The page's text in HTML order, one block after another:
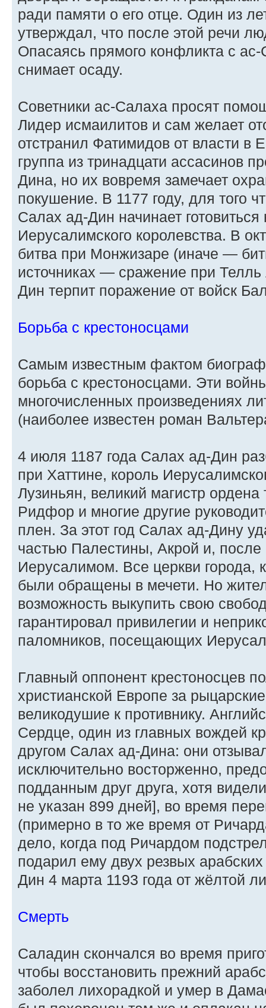
ради памяти о его отце. Один из
утверждал, что после этой речи
Опасаясь прямого конфликта с
снимает осаду.
Cоветники ас-Салаха просят
Лидер исмаилитов и сам желает
отстранил Фатимидов от власти в
группа из тринадцати ассасинов
Дина, но их вовремя замечает
покушение. В 1177 году, для того
Салах ад-Дин начинает готовиться
Иерусалимского королевства. В
битва при Монжизаре (иначе —
источниках — сражение при
Дин терпит поражение от войск
Борьба с крестоносцами
Самым известным фактом
борьба с крестоносцами. Эти
многочисленных произведениях
(наиболее известен роман
4 июля 1187 года Салах ад-Дин
при Хаттине, король
Лузиньян, великий магистр
Ридфор и многие другие
плен. За этот год Салах ад-Дину
частью Палестины, Акрой и, после
Иерусалимом. Все церкви города,
были обращены в мечети. Но
возможность выкупить свою
гарантировал привилегии и
паломников, посещающих
Главный оппонент крестоносцев
христианской Европе за
великодушие к противнику.
Сердце, один из главных вождей
другом Салах ад-Дина: они
исключительно восторженно,
подданным друг друга, хотя
не указан 899 дней], во время
(примерно в то же время от
дело, когда под Ричардом
подарил ему двух резвых
Дин 4 марта 1193 года от жёлтой
Смерть
Саладин скончался во время
чтобы восстановить прежний
заболел лихорадкой и умер в